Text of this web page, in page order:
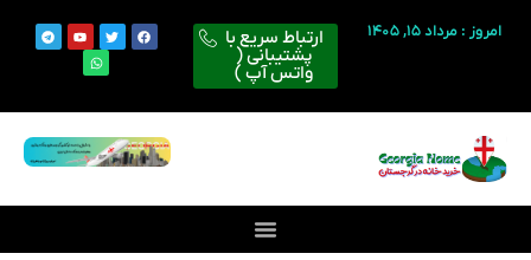
امروز : مرداد ۱۵, ۱۴۰۵ ارتباط سریع با
پشتیبانی (
واتس آپ )